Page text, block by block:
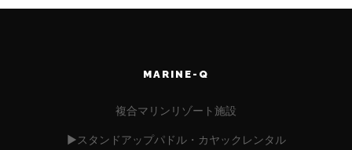
MARINE-Q
複合マリンリゾート施設
▶︎スタンドアップパドル・カヤックレンタル